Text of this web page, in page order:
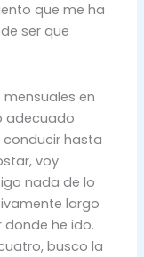
que me ha
ser que
en
adecuado
hasta
voy
nada de lo
largo
he ido.
busco la